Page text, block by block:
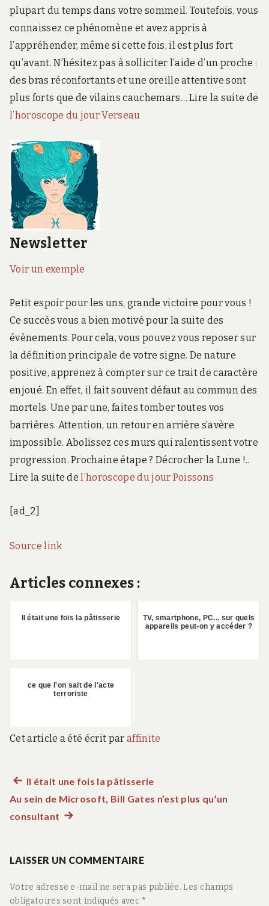
plupart du temps dans votre sommeil. Toutefois, vous
connaissez ce phénomène et avez appris à
l’appréhender, même si cette fois, il est plus fort
qu’avant. N’hésitez pas à solliciter l’aide d’un proche :
des bras réconfortants et une oreille attentive sont
plus forts que de vilains cauchemars… Lire la suite de
l’horoscope du jour Verseau
Newsletter
Voir un exemple
Petit espoir pour les uns, grande victoire pour vous !
Ce succès vous a bien motivé pour la suite des
évènements. Pour cela, vous pouvez vous reposer sur
la définition principale de votre signe. De nature
positive, apprenez à compter sur ce trait de caractère
enjoué. En effet, il fait souvent défaut au commun des
mortels. Une par une, faites tomber toutes vos
barrières. Attention, un retour en arrière s’avère
impossible. Abolissez ces murs qui ralentissent votre
progression. Prochaine étape ? Décrocher la Lune !..
Lire la suite del’horoscope du jour Poissons
[ad_2]
Source link
Articles connexes :
Il était une fois la pâtisserie
TV, smartphone, PC... sur quels
appareils peut-on y accéder ?
ce que l'on sait de l'acte
terroriste
Cet article a été écrit par affinite
Navigation
de
Article
précédent :
Il était une fois la pâtisserie
Au sein de Microsoft, Bill Gates n’est plus qu’un
consultant Article
LAISSER UN COMMENTAIRE
Votre adresse e-mail ne sera pas publiée. Les champs
obligatoires sont indiqués avec *